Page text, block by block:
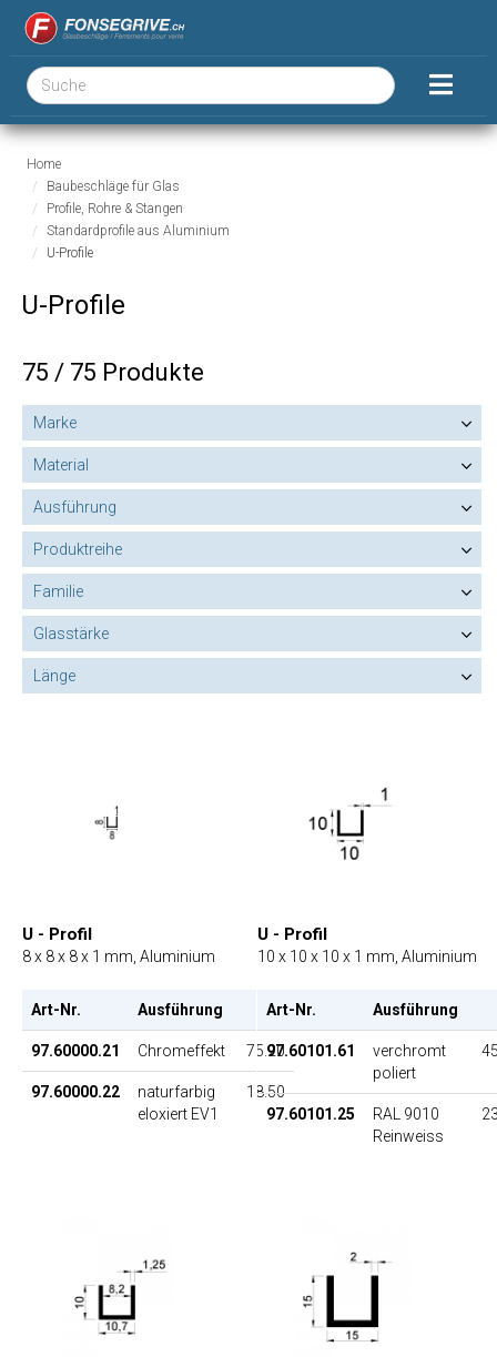
Home
Baubeschläge für Glas
Profile, Rohre & Stangen
Standardprofile aus Aluminium
U-Profile
U-Profile
75 / 75 Produkte
Marke
Material
Ausführung
Produktreihe
Familie
Glasstärke
Länge
U - Profil
8 x 8 x 8 x 1 mm, Aluminium
Art-Nr. Ausführung EP
97.60000.21 Chromeffekt 75.20
97.60000.22
naturfarbig
eloxiert EV1
18.50
U - Profil
10 x 10 x 10 x 1 mm, Aluminium
Art-Nr. Ausführung
97.60101.61
verchromt
poliert
97.60101.25
RAL 9010
Reinweiss